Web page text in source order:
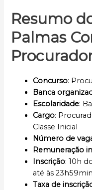
Resumo
Palmas
Concurso:
Banca
Escolaridade:
Cargo:
Classe Inicial
Número de
Remuneração
Inscrição: 10h
até às
Taxa de